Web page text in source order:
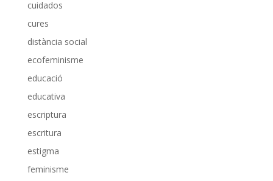
cuidados
cures
distància social
ecofeminisme
educació
educativa
escriptura
escritura
estigma
feminisme